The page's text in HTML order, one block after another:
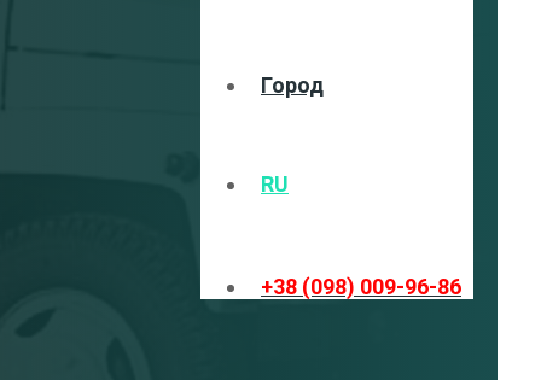
Город
RU
+38 (098) 009-96-86